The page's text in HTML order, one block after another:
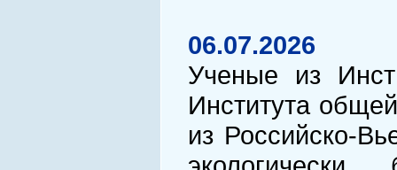
06.07.2026
Ученые из
Института
из Российско-